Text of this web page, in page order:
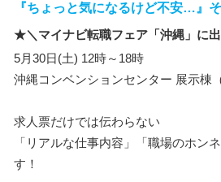
『ちょっと気になるけど不安…』
★＼マイナビ転職フェア「沖縄」に
5月30日(土) 12時～18時
沖縄コンベンションセンター 展示棟
求人票だけでは伝わらない
「リアルな仕事内容」「職場のホン
す！